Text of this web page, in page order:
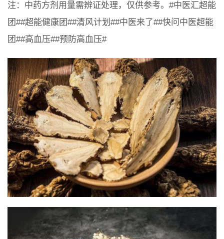
注：中药方剂用量需辨证处理，仅供参考。#中医汇超能
团##超能健康团##清风计划##中医来了##快问中医超能
团##高血压##预防高血压#